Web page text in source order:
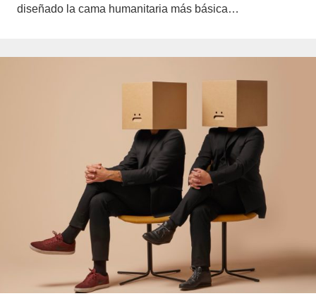
diseñado la cama humanitaria más básica…